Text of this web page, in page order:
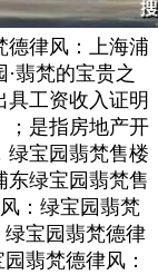
德律风：上海浦
翡梵的宝贵之
工资收入证明
；是指房地产开
绿宝园翡梵售楼
东绿宝园翡梵售
：绿宝园翡梵
宝园翡梵德律
翡梵德律风：